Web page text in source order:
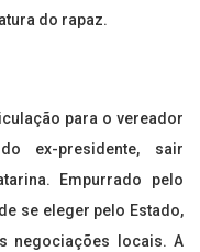
do rapaz.
para o vereador
ex-presidente, sair
Empurrado pelo
se eleger pelo Estado,
negociações locais. A